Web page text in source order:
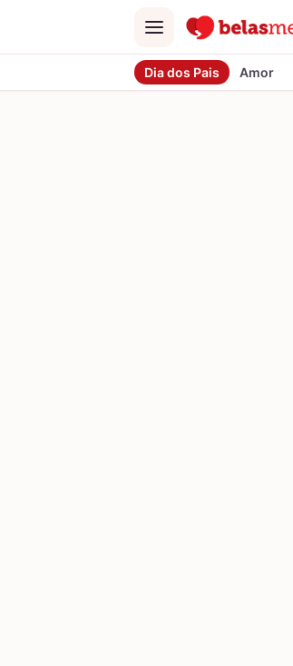
Menu
Dia dos Pais Amor